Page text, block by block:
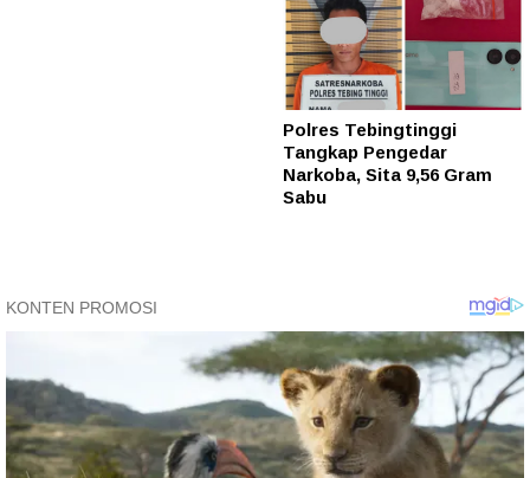
Polres Tebingtinggi
Tangkap Pengedar
Narkoba, Sita 9,56 Gram
Sabu